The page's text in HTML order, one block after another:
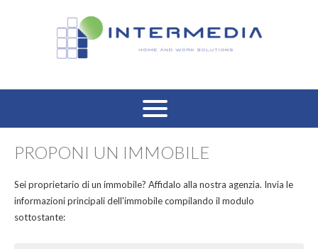
HOME
VENDITA RESIDENZIALE
AFFITTO RESIDENZIALE
PROPONI UN IMMOBILE
Sei proprietario di un immobile? Affidalo alla nostra agenzia. Invia le
informazioni principali dell'immobile compilando il modulo
sottostante: